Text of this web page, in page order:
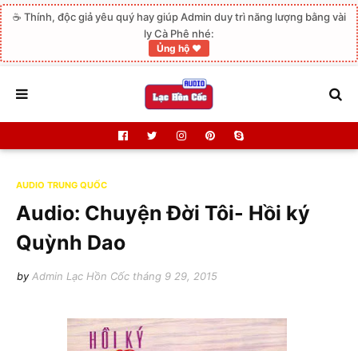
☕ Thính, độc giả yêu quý hay giúp Admin duy trì năng lượng bằng vài
ly Cà Phê nhé:
Ủng hộ ❤️
AUDIO TRUNG QUỐC
Audio: Chuyện Đời Tôi- Hồi ký
Quỳnh Dao
by Admin Lạc Hồn Cốc tháng 9 29, 2015